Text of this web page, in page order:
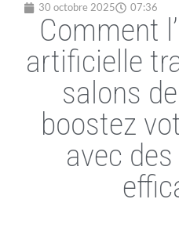
30 octobre 2025 07:36
Comment
artificielle
salons
boostez
avec